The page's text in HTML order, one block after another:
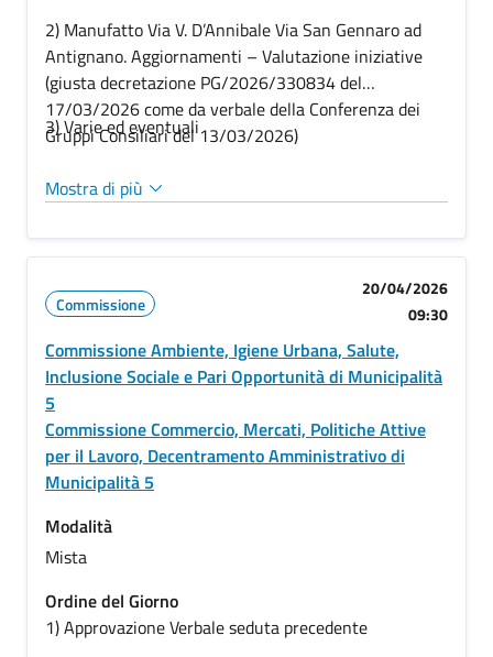
2) Manufatto Via V. D’Annibale Via San Gennaro ad
Antignano. Aggiornamenti – Valutazione iniziative
(giusta decretazione PG/2026/330834 del
17/03/2026 come da verbale della Conferenza dei
Gruppi Consiliari del 13/03/2026)
3) Varie ed eventuali
Mostra di più
Commissione
20/04/2026
09:30
Commissione Ambiente, Igiene Urbana, Salute,
Inclusione Sociale e Pari Opportunità di Municipalità
5
Commissione Commercio, Mercati, Politiche Attive
per il Lavoro, Decentramento Amministrativo di
Municipalità 5
Modalità
Mista
Ordine del Giorno
1) Approvazione Verbale seduta precedente